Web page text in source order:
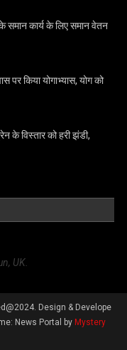
समान कार्य के लिए समान वेतन
पर किया योगाभ्यास, योग को
के विस्तार को हरी झंडी,
UK.
Design & Develope
News Portal by Mystery